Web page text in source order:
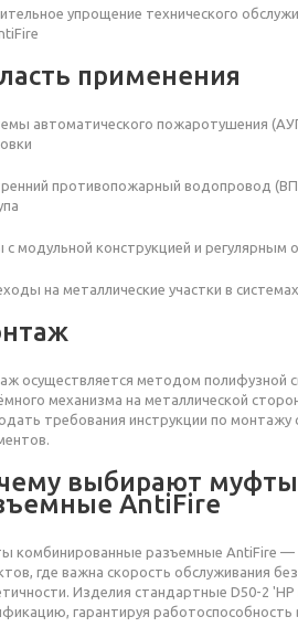
упрощение технического
применения
автоматического пожаротушения
противопожарный водопровод
с модульной конструкцией и регулярным
на металлические участки в
осуществляется методом полифузной
механизма на металлической
требования инструкции по
выбирают
AntiFire
комбинированные разъемные AntiFire —
где важна скорость обслуживания
Изделия стандартные D50-2 'НР
гарантируя работоспособность